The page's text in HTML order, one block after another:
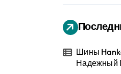
Шины
Надежный